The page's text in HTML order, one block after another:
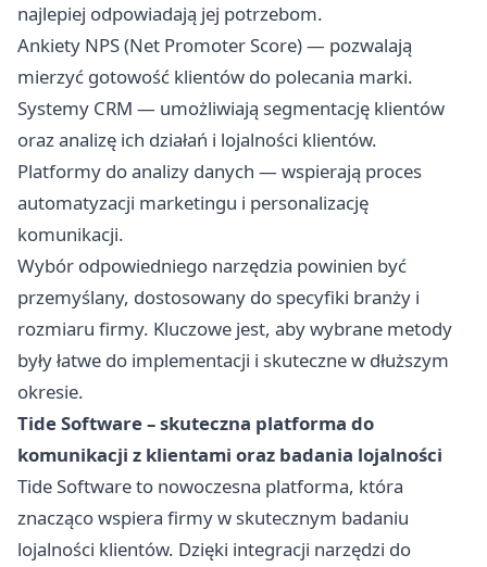
najlepiej odpowiadają jej potrzebom.
Ankiety NPS (Net Promoter Score) — pozwalają
mierzyć gotowość klientów do polecania marki.
Systemy CRM — umożliwiają segmentację klientów
oraz analizę ich działań i lojalności klientów.
Platformy do analizy danych — wspierają proces
automatyzacji marketingu i personalizację
komunikacji.
Wybór odpowiedniego narzędzia powinien być
przemyślany, dostosowany do specyfiki branży i
rozmiaru firmy. Kluczowe jest, aby wybrane metody
były łatwe do implementacji i skuteczne w dłuższym
okresie.
Tide Software – skuteczna platforma do
komunikacji z klientami oraz badania lojalności
Tide Softwareto nowoczesna platforma, która
znacząco wspiera firmy w skutecznym badaniu
lojalności klientów. Dzięki integracji narzędzi do